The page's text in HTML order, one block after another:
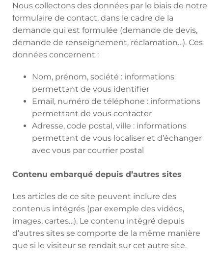
Nous collectons des données par le biais de notre
formulaire de contact, dans le cadre de la
demande qui est formulée (demande de devis,
demande de renseignement, réclamation…). Ces
données concernent :
Nom, prénom, société : informations
permettant de vous identifier
Email, numéro de téléphone : informations
permettant de vous contacter
Adresse, code postal, ville : informations
permettant de vous localiser et d’échanger
avec vous par courrier postal
Contenu embarqué depuis d’autres sites
Les articles de ce site peuvent inclure des
contenus intégrés (par exemple des vidéos,
images, cartes…). Le contenu intégré depuis
d’autres sites se comporte de la même manière
que si le visiteur se rendait sur cet autre site.